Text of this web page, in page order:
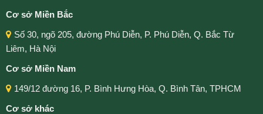
Cơ sở Miền Bắc
Số 30, ngõ 205, đường Phú Diễn, P. Phú Diễn, Q. Bắc Từ
Liêm, Hà Nội
Cơ sở Miền Nam
149/12 đường 16, P. Bình Hưng Hòa, Q. Bình Tân, TPHCM
Cơ sở khác